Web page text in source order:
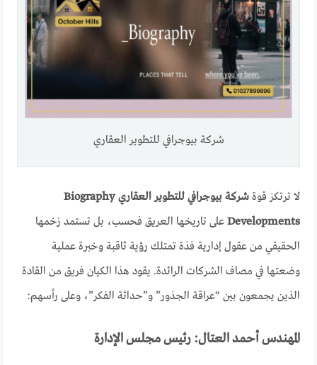
شركة بيوجرافي للتطوير العقاري
لا ترتكز قوة
شركة بيوجرافي للتطوير العقاري Biography
Developments على تاريخها العريق فحسب، بل تستمد زخمها
الحقيقي من عقول إدارية فذة تمتلك رؤية ثاقبة وخبرة عملية
وضعتها في مصاف الشركات الرائدة. يقود هذا الكيان فريق من القادة
الذين يجمعون بين “عراقة الجذور” و”حداثة الفكر”، وعلى رأسهم:
المهندس أحمد العتال: رئيس مجلس الإدارة